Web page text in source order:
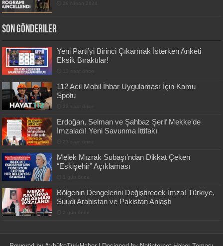
Son Gönderiler
Yeni Parti’yi Birinci Çıkarmak İsterken Anketi
Eksik Bıraktılar!
112 Acil Mobil İhbar Uygulaması İçin Kamu
Spotu
Erdoğan, Selman ve Şahbaz Şerif Mekke’de
İmzaladı! Yeni Savunma İttifakı
Melek Mızrak Subaşı’ndan Dikkat Çeken
“Eskişehir” Açıklaması
Bölgenin Dengelerini Değiştirecek İmza! Türkiye,
Suudi Arabistan ve Pakistan Anlaştı